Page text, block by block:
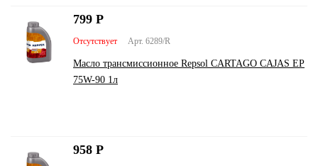
Арт. 6289/R
Отсутствует
Масло трансмиссионное Repsol CARTAGO CAJAS EP
75W-90 1л
799 Р
958 Р